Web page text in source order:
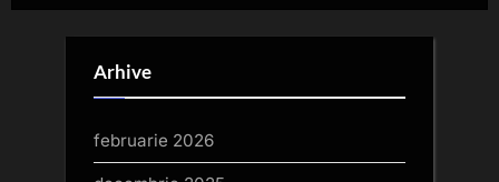
Arhive
februarie 2026